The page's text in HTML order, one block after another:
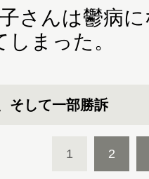
さんは鬱病
まった。
そして一部勝訴
1 2